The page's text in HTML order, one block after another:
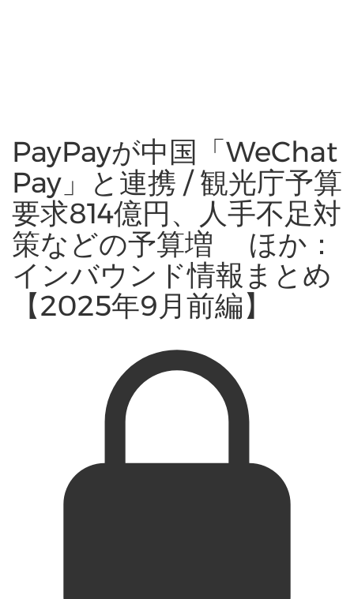
PayPayが中国「WeChat
Pay」と連携 / 観光庁予算
要求814億円、人手不足対
策などの予算増 ほか：
インバウンド情報まとめ
【2025年9月前編】